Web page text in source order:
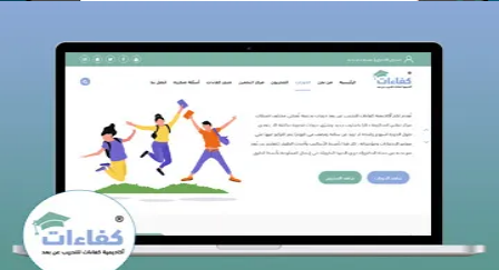
كفاءات للتدريب
التفاصيل